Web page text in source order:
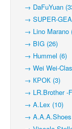
→ DaFuYuan
→ SUPER-
→ Lino Marano
→ BIG (26)
→ Hummel (6)
→ Wei Wei-
→ КРОК (3)
→ LR.Brother -
→ A.Lex (10)
→ A.A.A.Shoes